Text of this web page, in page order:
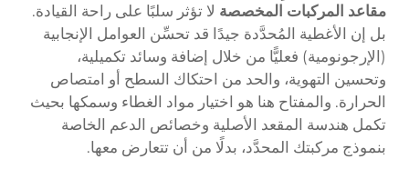
مقاعد المركبات المخصصة لا تؤثر سلبًا على راحة القيادة.
بل إن الأغطية المُحدَّدة جيدًا قد تحسِّن العوامل الإنجابية
(الإرجونومية) فعليًّا من خلال إضافة وسائد تكميلية،
وتحسين التهوية، والحد من احتكاك السطح أو امتصاص
الحرارة. والمفتاح هنا هو اختيار مواد الغطاء وسمكها بحيث
تكمل هندسة المقعد الأصلية وخصائص الدعم الخاصة
بنموذج مركبتك المحدَّد، بدلًا من أن تتعارض معها.